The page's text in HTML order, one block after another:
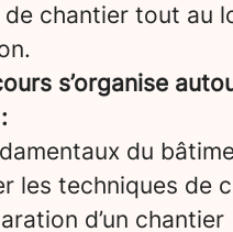
chantier tout au
s’organise
du
les techniques de
d’un chantier